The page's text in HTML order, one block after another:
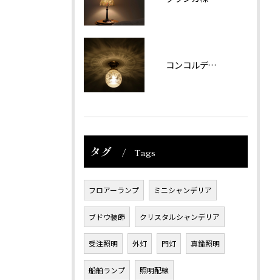
コンコルディアのシリーズより天井灯です。
タグ Tags
フロアーランプ ミニシャンデリア
ブドウ装飾 クリスタルシャンデリア
受注照明 外灯 門灯 真鍮照明
船舶ランプ 照明配線